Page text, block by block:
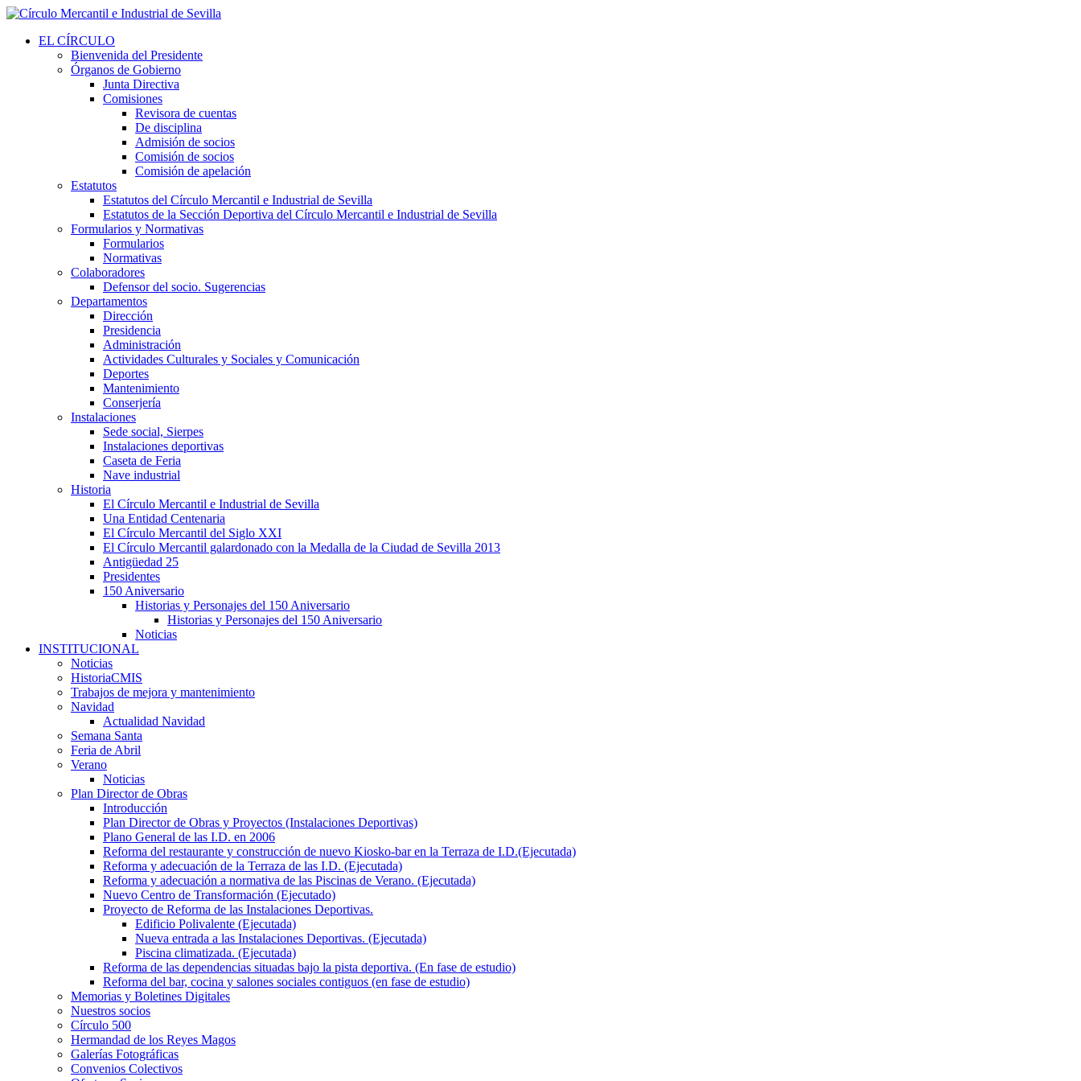
EL CÍRCULO
Bienvenida del Presidente
Órganos de Gobierno
Junta Directiva
Comisiones
Revisora de cuentas
De disciplina
Admisión de socios
Comisión de socios
Comisión de apelación
Estatutos
Estatutos del Círculo Mercantil e Industrial de Sevilla
Estatutos de la Sección Deportiva del Círculo Mercantil e Industrial de Sevilla
Formularios y Normativas
Formularios
Normativas
Colaboradores
Defensor del socio. Sugerencias
Departamentos
Dirección
Presidencia
Administración
Actividades Culturales y Sociales y Comunicación
Deportes
Mantenimiento
Conserjería
Instalaciones
Sede social, Sierpes
Instalaciones deportivas
Caseta de Feria
Nave industrial
Historia
El Círculo Mercantil e Industrial de Sevilla
Una Entidad Centenaria
El Círculo Mercantil del Siglo XXI
El Círculo Mercantil galardonado con la Medalla de la Ciudad de Sevilla 2013
Antigüedad 25
Presidentes
150 Aniversario
Historias y Personajes del 150 Aniversario
Historias y Personajes del 150 Aniversario
Noticias
INSTITUCIONAL
Noticias
HistoriaCMIS
Trabajos de mejora y mantenimiento
Navidad
Actualidad Navidad
Semana Santa
Feria de Abril
Verano
Noticias
Plan Director de Obras
Introducción
Plan Director de Obras y Proyectos (Instalaciones Deportivas)
Plano General de las I.D. en 2006
Reforma del restaurante y construcción de nuevo Kiosko-bar en la Terraza de I.D.(Ejecutada)
Reforma y adecuación de la Terraza de las I.D. (Ejecutada)
Reforma y adecuación a normativa de las Piscinas de Verano. (Ejecutada)
Nuevo Centro de Transformación (Ejecutado)
Proyecto de Reforma de las Instalaciones Deportivas.
Edificio Polivalente (Ejecutada)
Nueva entrada a las Instalaciones Deportivas. (Ejecutada)
Piscina climatizada. (Ejecutada)
Reforma de las dependencias situadas bajo la pista deportiva. (En fase de estudio)
Reforma del bar, cocina y salones sociales contiguos (en fase de estudio)
Memorias y Boletines Digitales
Nuestros socios
Círculo 500
Hermandad de los Reyes Magos
Galerías Fotográficas
Convenios Colectivos